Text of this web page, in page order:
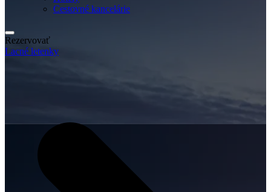
Cestovné kancelárie
Rezervovať
Lacné letenky